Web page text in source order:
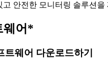
고 안전한 모니터링 솔루션을
웨어*
웨어 다운로드하기